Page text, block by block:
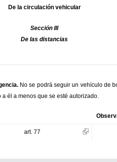
De la circulación vehicular
Sección III
De las distancias
No se podrá seguir un vehículo de
él a menos que se esté autorizado.
art. 77